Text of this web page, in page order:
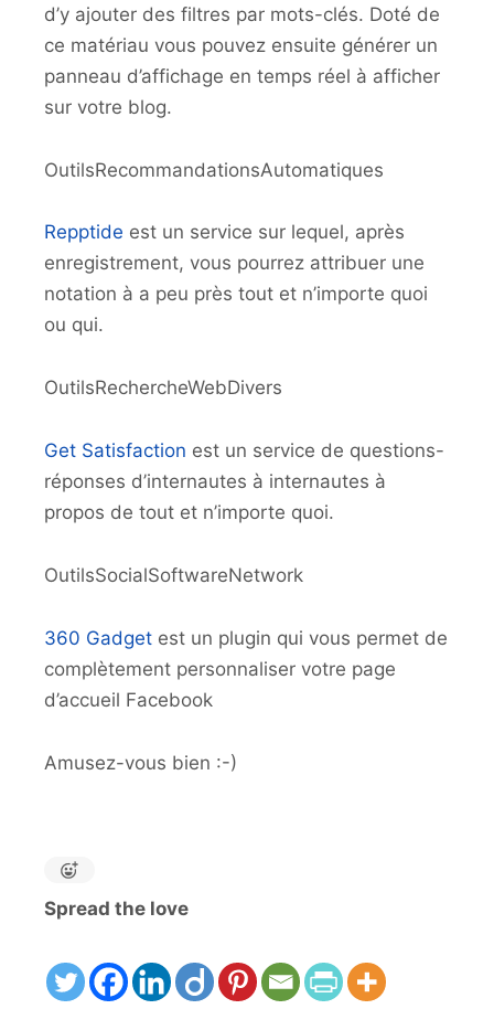
d’y ajouter des filtres par mots-clés. Doté de
ce matériau vous pouvez ensuite générer un
panneau d’affichage en temps réel à afficher
sur votre blog.
OutilsRecommandationsAutomatiques
Repptide est un service sur lequel, après
enregistrement, vous pourrez attribuer une
notation à a peu près tout et n’importe quoi
ou qui.
OutilsRechercheWebDivers
Get Satisfaction est un service de questions-
réponses d’internautes à internautes à
propos de tout et n’importe quoi.
OutilsSocialSoftwareNetwork
360 Gadget est un plugin qui vous permet de
complètement personnaliser votre page
d’accueil Facebook
Amusez-vous bien :-)
Spread the love